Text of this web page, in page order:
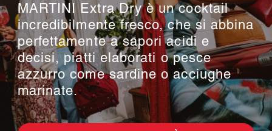
MARTINI Extra Dry è un cocktail
incredibilmente fresco, che si abbina
perfettamente a sapori acidi e
decisi, piatti elaborati o pesce
azzurro come sardine o acciughe
marinate.